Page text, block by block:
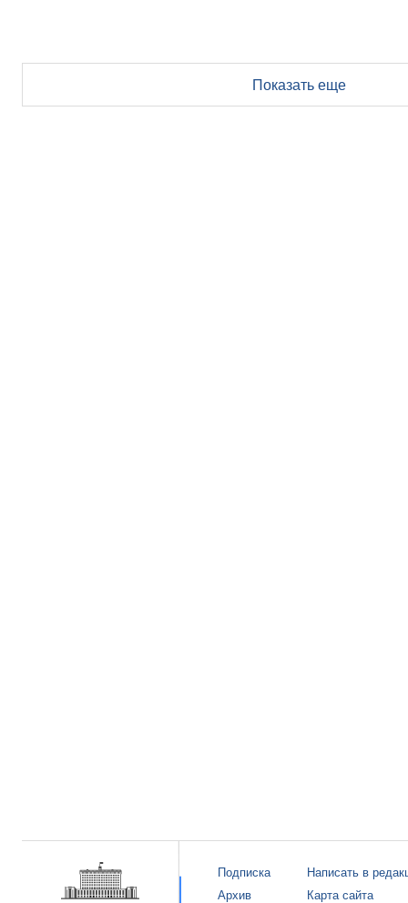
Показать еще
Подписка
Архив
Написать в
Карта сайта